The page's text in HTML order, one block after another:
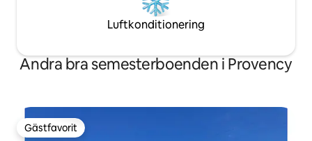
Luftkonditionering
Andra bra semesterboenden i Provency
Gästfavorit
Gästfavorit